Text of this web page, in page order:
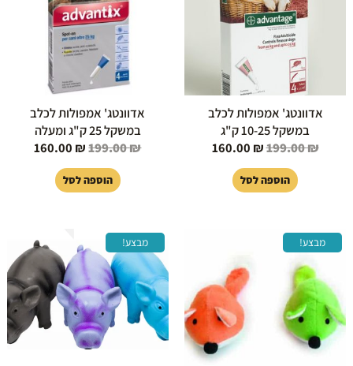
אדוונטג' אמפולות לכלב
במשקל 10-25 ק"ג
199.00₪
160.00 ₪
הוספה לסל
אדוונטג' אמפולות לכלב
במשקל 25 ק"ג ומעלה
199.00₪
160.00 ₪
הוספה לסל
מבצע!
היה:
45.00 ₪.
35.00 ₪.
מבצע!
המקורי
היה:
40.00 ₪.
המחיר
הנוכחי
הוא:
30.00 ₪.